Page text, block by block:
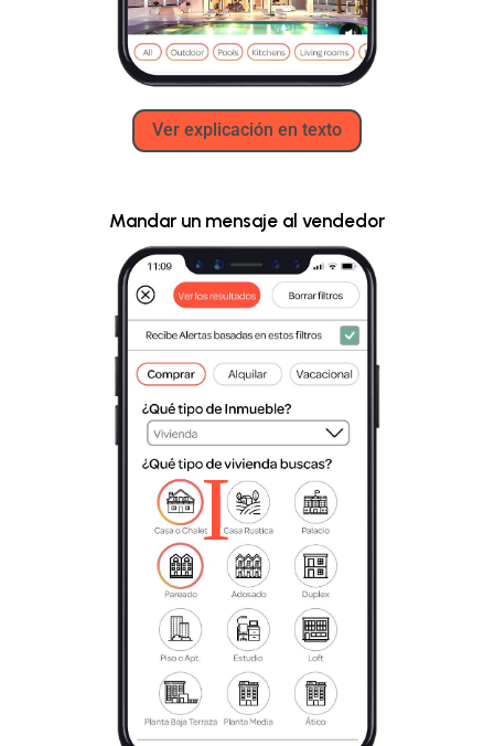
Ver explicación en texto
Mandar un mensaje al vendedor